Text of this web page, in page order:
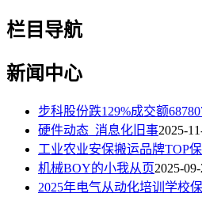
栏目导航
新闻中心
步科股份跌129%成交额
硬件动态_消息化旧事2025-
工业农业安保搬运品牌TOP
机械BOY的小我从页2025-09-
2025年电气从动化培训学校